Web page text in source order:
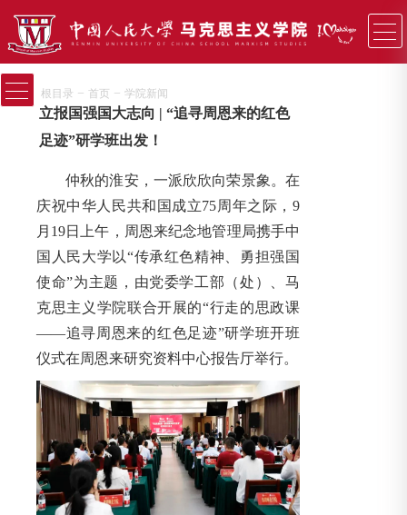
根目录 − 首页 − 学院新闻
立报国强国大志向 | “追寻周恩来的红色
足迹”研学班出发！
仲秋的淮安，一派欣欣向荣景象。在
庆祝中华人民共和国成立75周年之际，9
月19日上午，周恩来纪念地管理局携手中
国人民大学以“传承红色精神、勇担强国
使命”为主题，由党委学工部（处）、马
克思主义学院联合开展的“行走的思政课
——追寻周恩来的红色足迹”研学班开班
仪式在周恩来研究资料中心报告厅举行。